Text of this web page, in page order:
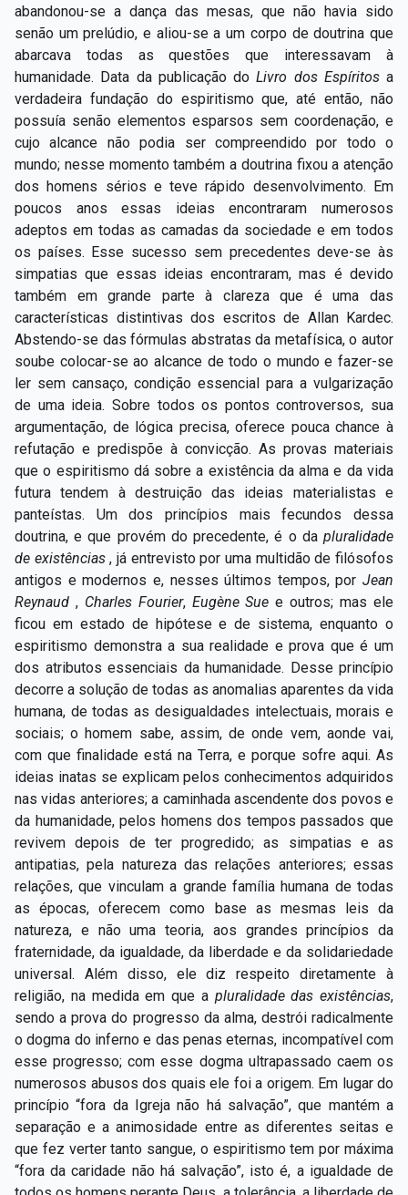
abandonou-se a dança das mesas, que não havia sido
senão um prelúdio, e aliou-se a um corpo de doutrina que
abarcava todas as questões que interessavam à
humanidade. Data da publicação doLivro dos Espíritosa
verdadeira fundação do espiritismo que, até então, não
possuía senão elementos esparsos sem coordenação, e
cujo alcance não podia ser compreendido por todo o
mundo; nesse momento também a doutrina fixou a atenção
dos homens sérios e teve rápido desenvolvimento. Em
poucos anos essas ideias encontraram numerosos
adeptos em todas as camadas da sociedade e em todos
os países. Esse sucesso sem precedentes deve-se às
simpatias que essas ideias encontraram, mas é devido
também em grande parte à clareza que é uma das
características distintivas dos escritos de Allan Kardec.
Abstendo-se das fórmulas abstratas da metafísica, o autor
soube colocar-se ao alcance de todo o mundo e fazer-se
ler sem cansaço, condição essencial para a vulgarização
de uma ideia. Sobre todos os pontos controversos, sua
argumentação, de lógica precisa, oferece pouca chance à
refutação e predispõe à convicção. As provas materiais
que o espiritismo dá sobre a existência da alma e da vida
futura tendem à destruição das ideias materialistas e
panteístas. Um dos princípios mais fecundos dessa
doutrina, e que provém do precedente, é o da pluralidade
de existências, já entrevisto por uma multidão de filósofos
antigos e modernos e, nesses últimos tempos, por Jean
Reynaud , Charles Fourier, Eugène Sue e outros; mas ele
ficou em estado de hipótese e de sistema, enquanto o
espiritismo demonstra a sua realidade e prova que é um
dos atributos essenciais da humanidade. Desse princípio
decorre a solução de todas as anomalias aparentes da vida
humana, de todas as desigualdades intelectuais, morais e
sociais; o homem sabe, assim, de onde vem, aonde vai,
com que finalidade está na Terra, e porque sofre aqui. As
ideias inatas se explicam pelos conhecimentos adquiridos
nas vidas anteriores; a caminhada ascendente dos povos e
da humanidade, pelos homens dos tempos passados que
revivem depois de ter progredido; as simpatias e as
antipatias, pela natureza das relações anteriores; essas
relações, que vinculam a grande família humana de todas
as épocas, oferecem como base as mesmas leis da
natureza, e não uma teoria, aos grandes princípios da
fraternidade, da igualdade, da liberdade e da solidariedade
universal. Além disso, ele diz respeito diretamente à
religião, na medida em que a pluralidade das existências,
sendo a prova do progresso da alma, destrói radicalmente
o dogma do inferno e das penas eternas, incompatível com
esse progresso; com esse dogma ultrapassado caem os
numerosos abusos dos quais ele foi a origem. Em lugar do
princípio “fora da Igreja não há salvação”, que mantém a
separação e a animosidade entre as diferentes seitas e
que fez verter tanto sangue, o espiritismo tem por máxima
“fora da caridade não há salvação”, isto é, a igualdade de